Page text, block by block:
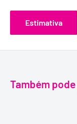
Estimativa
Também